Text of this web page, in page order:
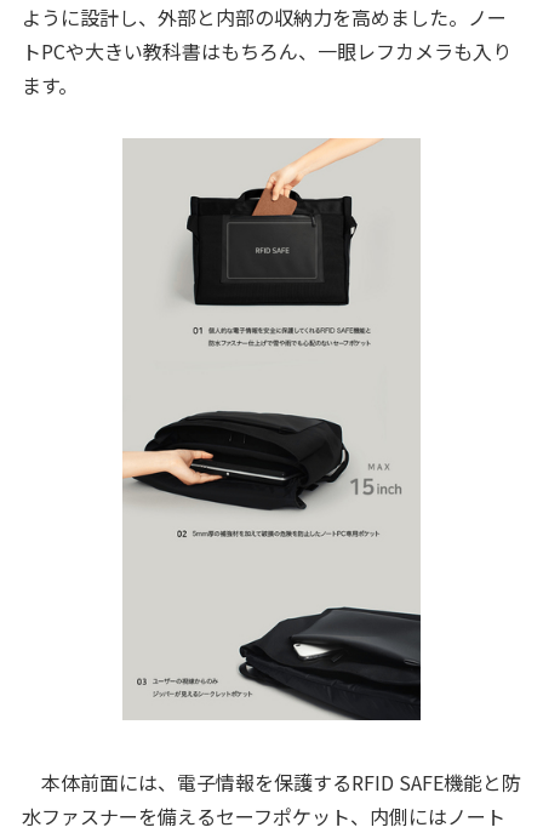
ように設計し、外部と内部の収納力を高めました。ノー
トPCや大きい教科書はもちろん、一眼レフカメラも入り
ます。
本体前面には、電子情報を保護するRFID SAFE機能と防
水ファスナーを備えるセーフポケット、内側にはノート